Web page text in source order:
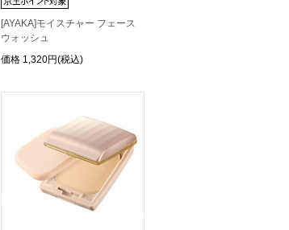
[AYAKA]モイスチャー フェース
ウォッシュ
価格 1,320円(税込)